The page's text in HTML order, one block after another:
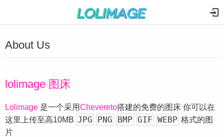
About Us
lolimage 图床
Lolimage 是一个采用Chevereto搭建的免费的图床 你可以在
这里上传至高10MB JPG PNG BMP GIF WEBP 格式的图
片